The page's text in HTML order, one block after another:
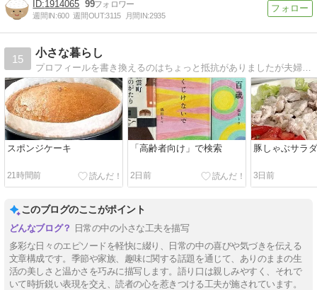
1914065 99
週間IN:600 週間OUT:3115 月間IN:2935
15
小さな暮らし
プロフィールを書き換えるのはちょっと抵抗がありましたが夫婦二人暮らしになりました。心の中ではくるみやクッキーの姿が鮮明に浮かびます。寂しくなりましたがこれまで飼ったペットたちが見てくれているはず。心配されないように元気に過ごします。
スポンジケーキ
21時間前
「高齢者向け」で検索
2日前
豚しゃぶサラダ
3日前
このブログのここがポイント
日常の中の小さな工夫を描写
多彩な日々のエピソードを軽快に綴り、日常の中の喜びや気づきを伝える
文章構成です。季節や家族、趣味に関する話題を通じて、ありのままの生
活の美しさと温かさを巧みに描写します。語り口は親しみやすく、それで
いて時折鋭い表現を交え、読者の心を惹きつける工夫が施されています。